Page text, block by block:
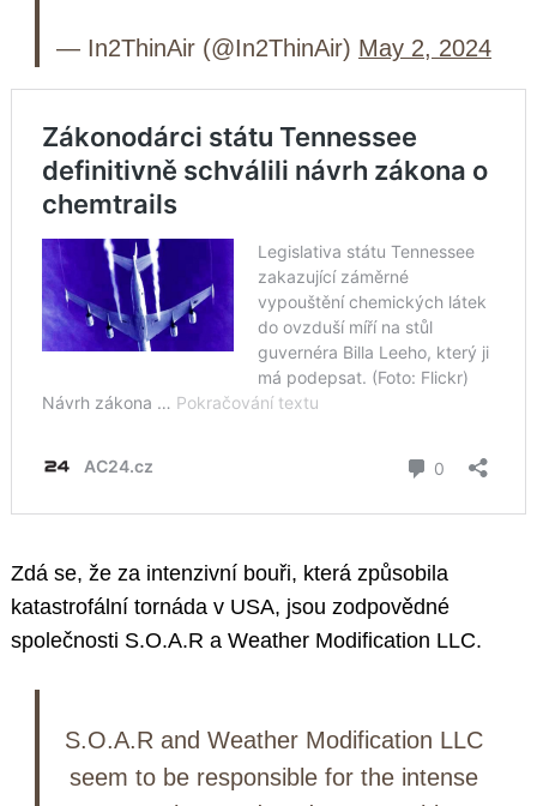
— In2ThinAir (@In2ThinAir) May 2, 2024
Zdá se, že za intenzivní bouři, která způsobila
katastrofální tornáda v USA, jsou zodpovědné
společnosti S.O.A.R a Weather Modification LLC.
S.O.A.R and Weather Modification LLC
seem to be responsible for the intense